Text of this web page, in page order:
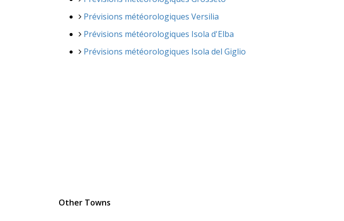
Prévisions météorologiques Versilia
Prévisions météorologiques Isola d'Elba
Prévisions météorologiques Isola del Giglio
Other Towns